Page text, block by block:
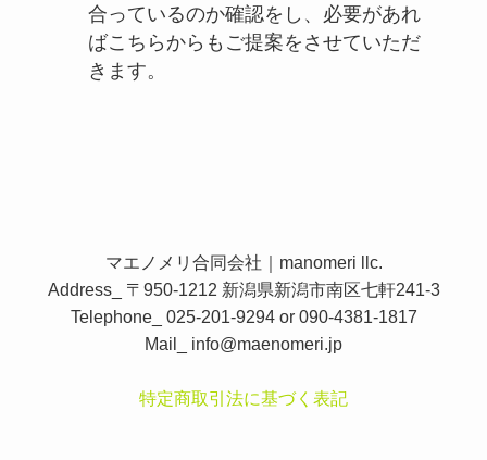
合っているのか確認をし、必要があれ
ばこちらからもご提案をさせていただ
きます。
マエノメリ合同会社｜manomeri llc.
Address_ 〒950-1212 新潟県新潟市南区七軒241-3
Telephone_ 025-201-9294 or 090-4381-1817
Mail_ info@maenomeri.jp
特定商取引法に基づく表記